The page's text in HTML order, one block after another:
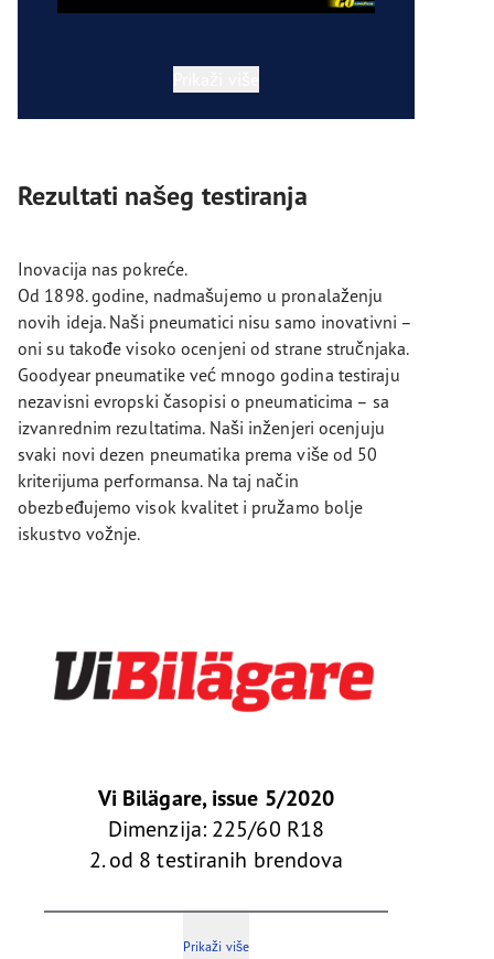
Rezultati našeg testiranja
Inovacija nas pokreće.
Od 1898. godine, nadmašujemo u pronalaženju
novih ideja. Naši pneumatici nisu samo inovativni –
oni su takođe visoko ocenjeni od strane stručnjaka.
Goodyear pneumatike već mnogo godina testiraju
nezavisni evropski časopisi o pneumaticima – sa
izvanrednim rezultatima. Naši inženjeri ocenjuju
svaki novi dezen pneumatika prema više od 50
kriterijuma performansa. Na taj način
obezbeđujemo visok kvalitet i pružamo bolje
iskustvo vožnje.
Vi Bilägare, issue 5/2020
Dimenzija: 225/60 R18
2. od 8 testiranih brendova
Prikaži više